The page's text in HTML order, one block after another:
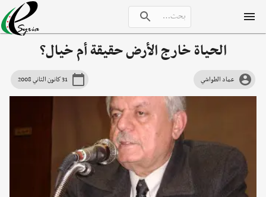
الحياة خارج الأرض حقيقة أم خيال؟
عماد الطواشي 31 كانون الثاني 2008